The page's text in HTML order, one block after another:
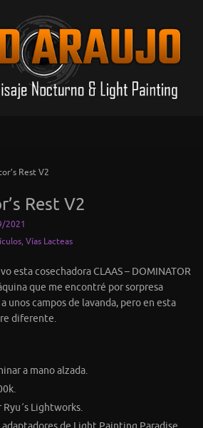
Rest V2
Rest V2
2021
, Vías Lacteas
esta cosechadora CLAAS – DOMINATOR
que me encontré por sorpresa
unos campos de lavanda, pero en esta
diferente.
a mano alzada.
Lightworks.